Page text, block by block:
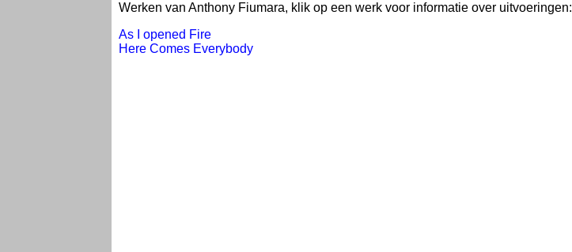
Werken van Anthony Fiumara, klik op een werk voor informatie over uitvoeringen:
As I opened Fire
Here Comes Everybody